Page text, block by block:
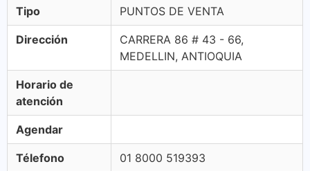
Tipo PUNTOS DE VENTA
Dirección
CARRERA 86 # 43 - 66,
MEDELLIN, ANTIOQUIA
Horario de
atención
Agendar
Télefono 01 8000 519393